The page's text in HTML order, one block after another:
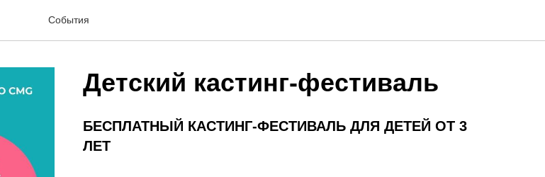
События
Детский кастинг-фестиваль
БЕСПЛАТНЫЙ КАСТИНГ-ФЕСТИВАЛЬ ДЛЯ ДЕТЕЙ ОТ 3
ЛЕТ